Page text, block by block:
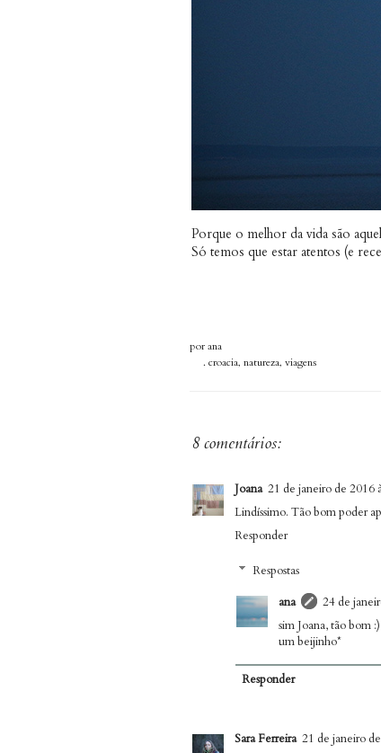
Porque o melhor da vida são
Só temos que estar atentos (e
porana
. croacia, natureza, viagens
8 comentários:
Joana 21 de janeiro de 2016
Lindíssimo. Tão bom poder
Responder
Respostas
ana
24 de
sim Joana, tão bom :)
um beijinho*
Responder
Sara Ferreira 21 de janeiro